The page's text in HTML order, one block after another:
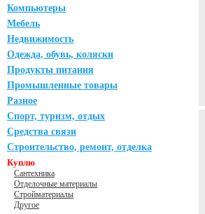
Компьютеры
Мебель
Недвижимость
Одежда, обувь, коляски
Продукты питания
Промышленные товары
Разное
Спорт, туризм, отдых
Средства связи
Строительство, ремонт, отделка
Куплю
Сантехника
Отделочные материалы
Стройматериалы
Другое